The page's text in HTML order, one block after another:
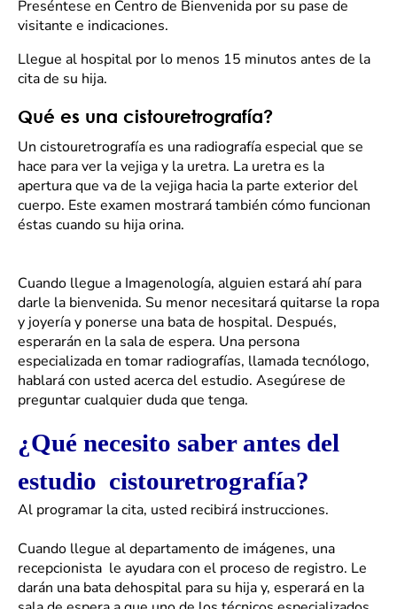
Preséntese en Centro de Bienvenida por su pase de
visitante e indicaciones.
Llegue al hospital por lo menos 15 minutos antes de la
cita de su hija.
Qué es una cistouretrografía?
Un cistouretrografía es una radiografía especial que se
hace para ver la vejiga y la uretra. La uretra es la
apertura que va de la vejiga hacia la parte exterior del
cuerpo. Este examen mostrará también cómo funcionan
éstas cuando su hija orina.
Cuando llegue a Imagenología, alguien estará ahí para
darle la bienvenida. Su menor necesitará quitarse la ropa
y joyería y ponerse una bata de hospital. Después,
esperarán en la sala de espera. Una persona
especializada en tomar radiografías, llamada tecnólogo,
hablará con usted acerca del estudio. Asegúrese de
preguntar cualquier duda que tenga.
¿Qué necesito saber antes del
estudio cistouretrografía?
Al programar la cita, usted recibirá instrucciones.
Cuando llegue al departamento de imágenes, una
recepcionista le ayudara con el proceso de registro. Le
darán una bata dehospital para su hija y, esperará en la